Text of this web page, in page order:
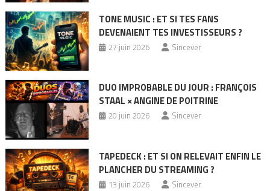
TONE MUSIC : ET SI TES FANS
DEVENAIENT TES INVESTISSEURS ?
27 juin 2026 Sincever
DUO IMPROBABLE DU JOUR : FRANÇOIS
STAAL × ANGINE DE POITRINE
20 juin 2026 Sincever
TAPEDECK : ET SI ON RELEVAIT ENFIN LE
PLANCHER DU STREAMING ?
13 juin 2026 Sincever